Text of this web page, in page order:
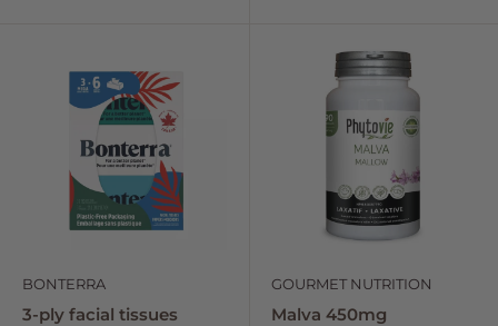
BONTERRA
3-ply facial tissues
GOURMET NUTRITION
Malva 450mg